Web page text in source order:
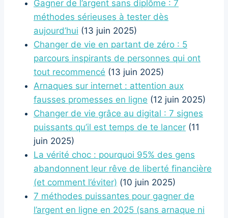
Gagner de l’argent sans diplôme : 7
méthodes sérieuses à tester dès
aujourd’hui (13 juin 2025)
Changer de vie en partant de zéro : 5
parcours inspirants de personnes qui ont
tout recommencé (13 juin 2025)
Arnaques sur internet : attention aux
fausses promesses en ligne (12 juin 2025)
Changer de vie grâce au digital : 7 signes
puissants qu’il est temps de te lancer (11
juin 2025)
La vérité choc : pourquoi 95% des gens
abandonnent leur rêve de liberté financière
(et comment l’éviter) (10 juin 2025)
7 méthodes puissantes pour gagner de
l’argent en ligne en 2025 (sans arnaque ni